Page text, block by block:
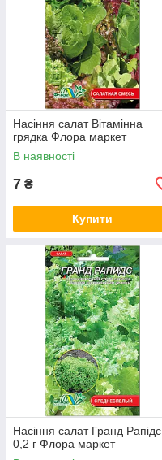
Насіння салат Вітамінна
грядка Флора маркет
В наявності
7 ₴
Купити
Насіння салат Гранд Рапідс
0,2 г Флора маркет